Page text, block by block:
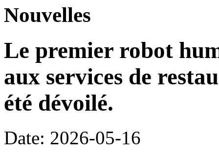
Nouvelles
Le premier robot
aux services de
été dévoilé.
Date: 2026-05-16